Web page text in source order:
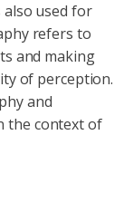
also used for
refers to
and making
of perception.
and
the context of